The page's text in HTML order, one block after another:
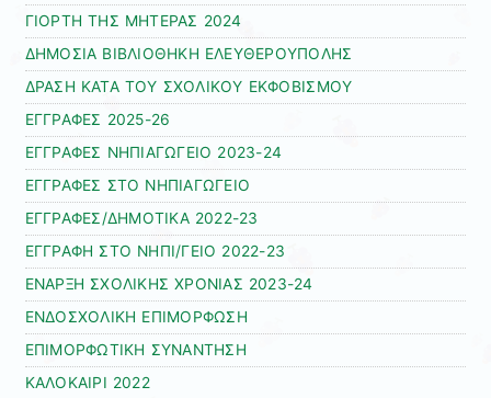
ΓΙΟΡΤΗ ΤΗΣ ΜΗΤΕΡΑΣ 2024
ΔΗΜΟΣΙΑ ΒΙΒΛΙΟΘΗΚΗ ΕΛΕΥΘΕΡΟΥΠΟΛΗΣ
ΔΡΑΣΗ ΚΑΤΑ ΤΟΥ ΣΧΟΛΙΚΟΥ ΕΚΦΟΒΙΣΜΟΥ
ΕΓΓΡΑΦΕΣ 2025-26
ΕΓΓΡΑΦΕΣ ΝΗΠΙΑΓΩΓΕΙΟ 2023-24
ΕΓΓΡΑΦΕΣ ΣΤΟ ΝΗΠΙΑΓΩΓΕΙΟ
ΕΓΓΡΑΦΕΣ/ΔΗΜΟΤΙΚΑ 2022-23
ΕΓΓΡΑΦΗ ΣΤΟ ΝΗΠΙ/ΓΕΙΟ 2022-23
ΕΝΑΡΞΗ ΣΧΟΛΙΚΗΣ ΧΡΟΝΙΑΣ 2023-24
ΕΝΔΟΣΧΟΛΙΚΗ ΕΠΙΜΟΡΦΩΣΗ
ΕΠΙΜΟΡΦΩΤΙΚΗ ΣΥΝΑΝΤΗΣΗ
ΚΑΛΟΚΑΙΡΙ 2022